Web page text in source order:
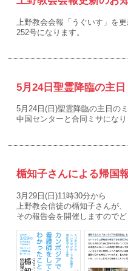
上野教会会報「うぐいす」を更
252号になります。
5月24日聖霊降臨の主
5月24日(日)聖霊降臨の主日の
中国センターと合同ミサになり
楯知子さんによる帰国
3月29日(日)11時30分から
上野教会信徒の楯知子さんが
その報告会を開催しますので